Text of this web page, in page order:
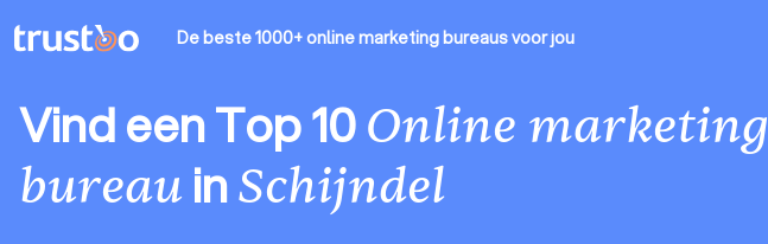
De beste 1000+ online marketing bureausvoor jou
Vind een Top 10Online marketing
bureau inSchijndel